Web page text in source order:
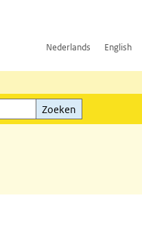
Nederlands English
Zoeken